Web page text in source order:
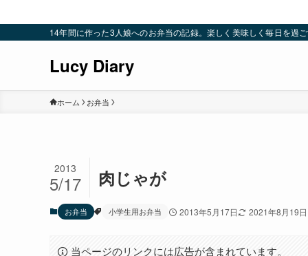
14年間に作った3人娘へのお弁当の記録。楽しく美味しく毎日を過
Lucy Diary
ホーム お弁当
肉じゃが
2013
5/17
お弁当 小学生用お弁当 2013年5月17日 2021年8月19日
当ページのリンクには広告が含まれています。